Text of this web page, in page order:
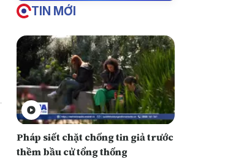
TIN MỚI
Pháp siết chặt chống tin giả trước
thềm bầu cử tổng thống